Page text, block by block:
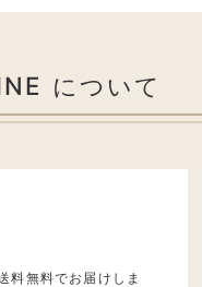
について
料無料でお届けしま